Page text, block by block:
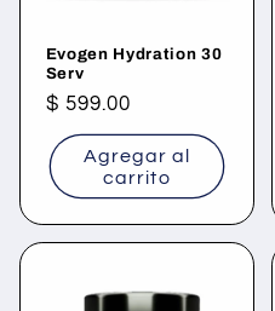
Evogen Hydration 30
Serv
Precio
habitual
$ 599.00
Agregar al
carrito